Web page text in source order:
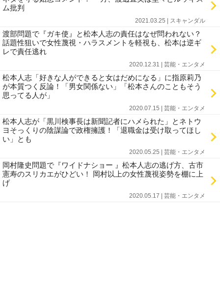
ム批判
2021.03.25 | スキャンダル
渡部問題で『ガキ使』と松本人志の責任はなぜ問われない？
話題性狙いで女性蔑視・ハラスメントを軽視も、松本は逆ギ
レで責任逃れ
2020.12.31 | 芸能・エンタメ
松本人志「好きな人ができると女はだめになる」に指原莉乃
が本質つく反論！「男女関係ない」「松本さんのこともそう
思ってる人が」
2020.07.15 | 芸能・エンタメ
松本人志が「黒川検事長は新聞記者にハメられた」とネトウ
ヨそっくりの陰謀論で政権擁護！「退職金は受け取ってほし
い」とも
2020.05.25 | 芸能・エンタメ
岡村隆史問題で『ワイドナショー 』松本人志の逃げ方、古市
憲寿のスリカエがひどい！ 岡村以上の女性蔑視姿勢を棚に上
げ
2020.05.17 | 芸能・エンタメ